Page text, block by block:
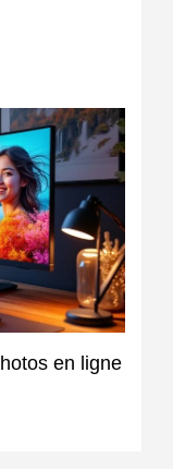
en ligne